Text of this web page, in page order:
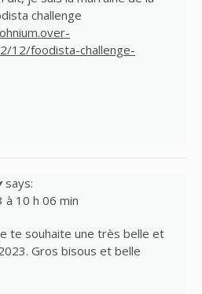
challenge
12/foodista-challenge-
says:
à 10 h 06 min
te souhaite une très belle et
Gros bisous et belle